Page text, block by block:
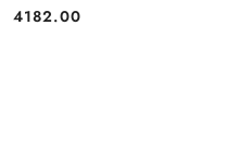
Cena:
4182.00